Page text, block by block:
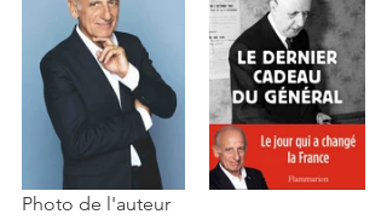
Photo de l'auteur